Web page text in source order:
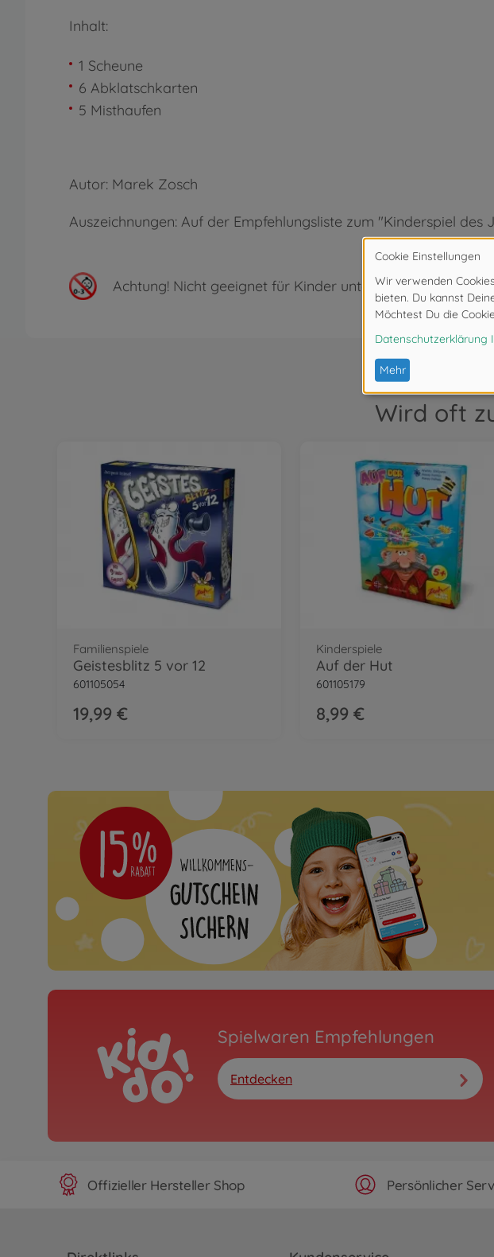
Inhalt:
1 Scheune
6 Abklatschkarten
5 Misthaufen
Autor: Marek Zosch
Auszeichnungen: Auf der Empfehlungsliste zum "Kinderspiel des
Achtung! Nicht geeignet für Kinder unter 3 Jahren.
Wird oft
Familienspiele
Geistesblitz 5 vor 12
601105054
19,99 €
Kinderspiele
Auf der Hut
601105179
8,99 €
Spielwaren Empfehlungen
Entdecken
Offizieller Hersteller Shop Persönlicher